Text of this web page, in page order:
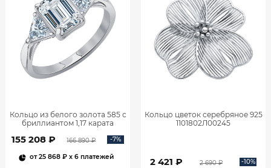
Кольцо из белого золота 585 с
бриллиантом 1,17 карата
155 208 ₽ 166 890 ₽ -7%
от25 868 ₽x 6 платежей
Кольцо цветок серебряное 925
1101802Л00245
2 421 ₽ 2 690 ₽ -10%